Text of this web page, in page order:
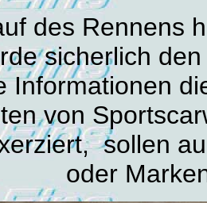
des Rennens
sicherlich
Informationen
von
sollen
oder